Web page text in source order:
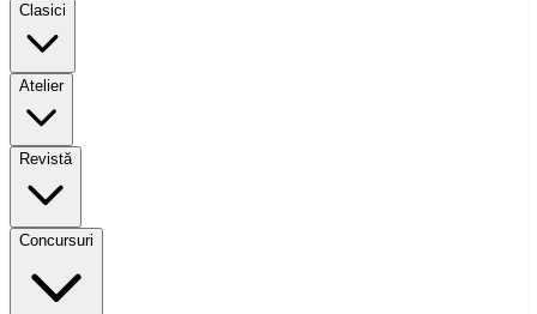
Clasici
Atelier
Revistă
Concursuri